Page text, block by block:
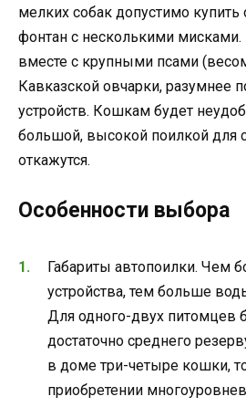
мелких собак допустимо
фонтан с несколькими
вместе с крупными псами
Кавказской овчарки, разумнее
устройств. Кошкам будет
большой, высокой поилкой для
откажутся.
Особенности выбора
Габариты автопоилки. Чем
устройства, тем больше
Для одного-двух питомцев
достаточно среднего
в доме три-четыре кошки,
приобретении